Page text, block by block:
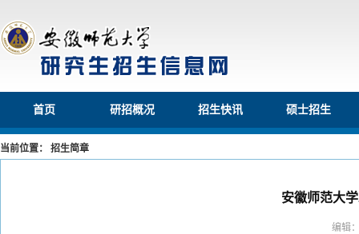
首页 研招概况 招生快讯 硕士招生
当前位置： 招生简章
安徽师范大
编辑